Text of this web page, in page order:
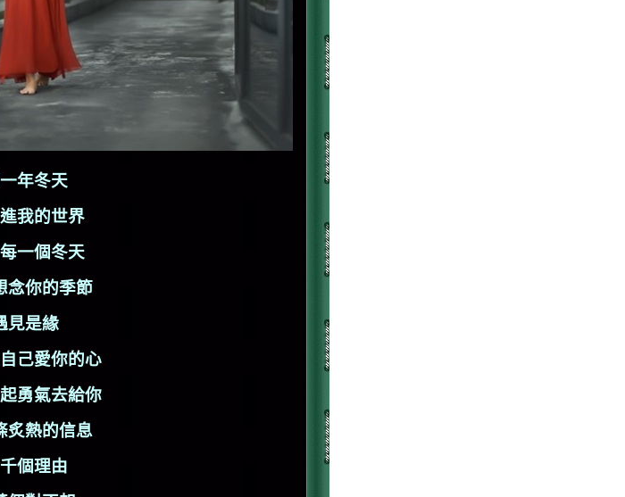
年冬天
我的世界
一個冬天
念你的季節
見是緣
己愛你的心
勇氣去給你
炙熱的信息
個理由